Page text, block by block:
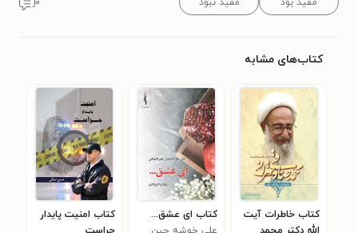
کتاب‌های مشابه
کتاب خاطرات آیت
کتاب ای عشق...
کتاب امنیت پایدار